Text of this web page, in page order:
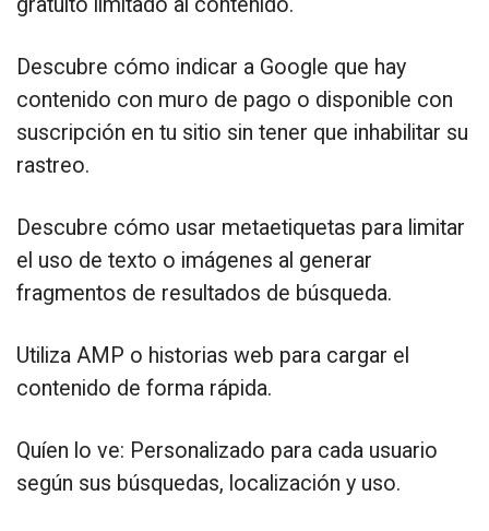
Descubre cómo indicar a Google que hay
contenido con muro de pago o disponible con
suscripción en tu sitio sin tener que inhabilitar su
rastreo.
Descubre cómo usar metaetiquetas para limitar
el uso de texto o imágenes al generar
fragmentos de resultados de búsqueda.
Utiliza AMP o historias web para cargar el
contenido de forma rápida.
Quíen lo ve: Personalizado para cada usuario
según sus búsquedas, localización y uso.